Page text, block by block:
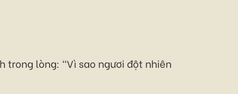
trong lòng: "Vì sao ngươi đột nhiên